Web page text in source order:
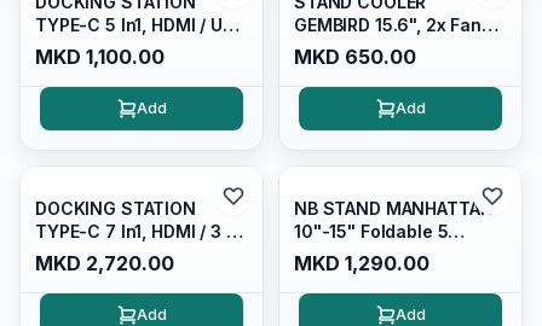
TYPE-C 5 In1, HDMI / USB
2.0 / USB 3.1 / Type-c PD
Max 87W/ 3.5mm/
SD/CABLEXPERT/ Space
Gray/ A-CM-COMBO5-
MKD 1,100.00
Add
GEMBIRD 15.6", 2x Fans,
Blue LED, USB, NBS-
2F15-05
MKD 650.00
Add
DOCKING STATION
TYPE-C 7 In1, HDMI / 3 X
USB 3.1 Gen 1 / 2xtype-c
(PD 100W)/ Gblan /
GRAY/ HAMA 200143
MKD 2,720.00
Add
NB STAND MANHATTAN
10"-15" Foldable 5
Levels, 462129
MKD 1,290.00
Add